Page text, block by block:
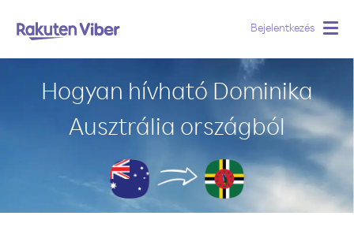
Bejelentkezés
Hogyan hívható Dominika
Ausztrália országból